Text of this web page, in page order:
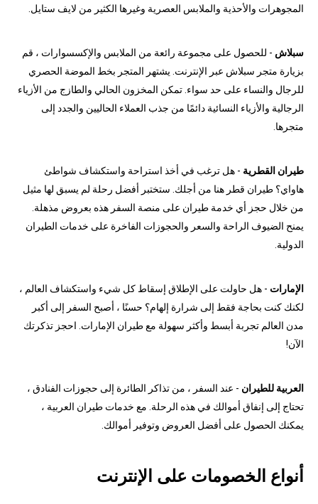
المجوهرات والأحذية والملابس العصرية وغيرها الكثير من لايف ستايل.
سبلاش - للحصول على مجموعة رائعة من الملابس والإكسسوارات ، قم
بزيارة متجر سبلاش عبر الإنترنت. يشتهر المتجر بخط الموضة الحصري
للرجال والنساء على حد سواء. تمكن المخزون الحالي والطازج من الأزياء
الرجالية والأزياء النسائية دائمًا من جذب العملاء الحاليين والجدد إلى
متجرها.
طيران القطرية - هل ترغب في أخذ استراحة واستكشاف شواطئ
هاواي؟ طيران قطر هنا من أجلك. ستختبر أفضل رحلة لم يسبق لها مثيل
من خلال حجز أي خدمة طيران على منصة السفر هذه بعروض مذهلة.
يمنح الضيوف الراحة والسعر والحجوزات الفاخرة على خدمات الطيران
الدولية.
الإمارات - هل حاولت على الإطلاق إسقاط كل شيء واستكشاف العالم ،
لكنك كنت بحاجة فقط إلى شرارة إلهام؟ حسنًا ، أصبح السفر إلى أكبر
مدن العالم تجربة أبسط وأكثر سهولة مع طيران الإمارات. احجز تذكرتك
الآن!
العربية للطيران - عند السفر ، من تذاكر الطائرة إلى حجوزات الفنادق ،
تحتاج إلى إنفاق أموالك في هذه الرحلة. مع خدمات طيران العربية ،
يمكنك الحصول على أفضل العروض وتوفير أموالك.
أنواع الخصومات على الإنترنت